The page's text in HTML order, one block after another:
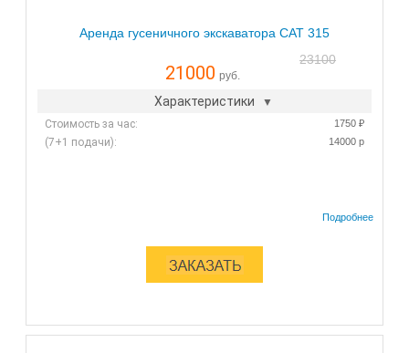
Аренда гусеничного экскаватора CAT 315
23100
21000 руб.
Характеристики
Стоимость за час: 1750 ₽
(7+1 подачи): 14000 р